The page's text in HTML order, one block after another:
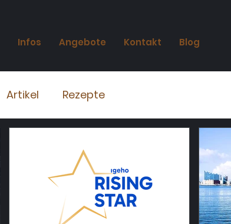
Infos Angebote Kontakt Blog
Artikel Rezepte